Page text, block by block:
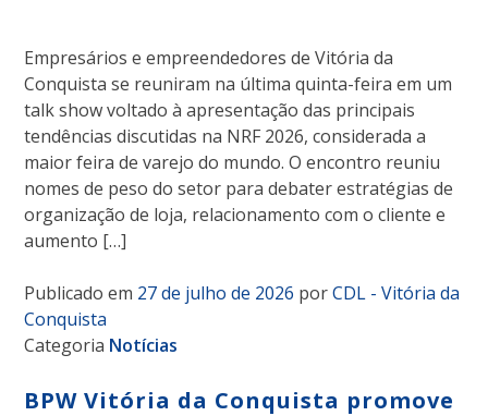
Empresários e empreendedores de Vitória da
Conquista se reuniram na última quinta-feira em um
talk show voltado à apresentação das principais
tendências discutidas na NRF 2026, considerada a
maior feira de varejo do mundo. O encontro reuniu
nomes de peso do setor para debater estratégias de
organização de loja, relacionamento com o cliente e
aumento […]
Publicado em 27 de julho de 2026 porCDL - Vitória da
Conquista
Categoria Notícias
BPW Vitória da Conquista promove